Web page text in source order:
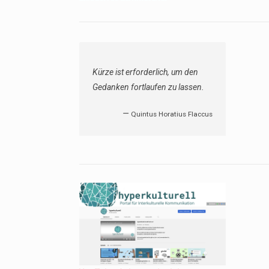
Kürze ist erforderlich, um den
Gedanken fortlaufen zu lassen.
— Quintus Horatius Flaccus